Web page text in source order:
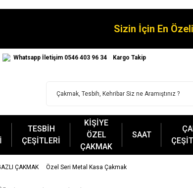
Sizin İçin En
Whatsapp İletişim 0546 403 96 34 Kargo Takip
TESBİH
ÇEŞİTLERİ
KİŞİYE
ÖZEL
ÇAKMAK
SAAT
ÇAKMAK Özel Seri Metal Kasa Çakmak